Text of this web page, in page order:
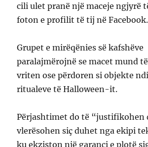
cili ulet pranë një maceje ngjyrë
foton e profilit të tij në Facebook.
Grupet e mirëqënies së kafshëve
paralajmërojnë se macet mund
vriten ose përdoren si objekte
ritualeve të Halloween-it.
Përjashtimet do të “justifikohen
vlerësohen siç duhet nga ekipi
ku ekziston një garanci e plotë